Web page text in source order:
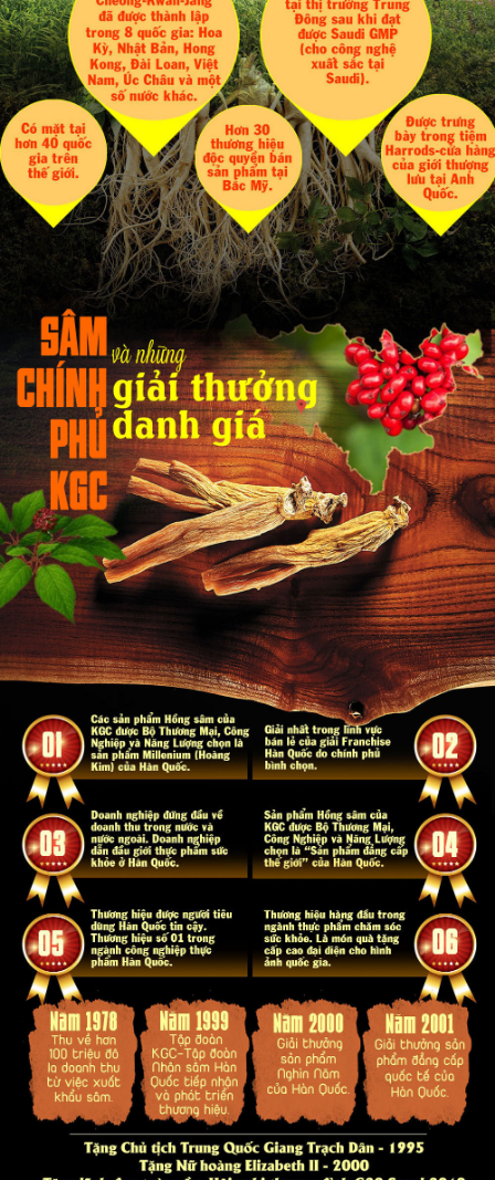
- Sản phẩm có giá trị lớn trong việc bồi bổ cơ thể, tạo máu, hỗ trợ
cải thiện tình trạng thiếu máu đặc biệt hỗ trợ tăng cường sinh lý,
hiệu quả rõ rệt với người hay mệt mỏi, yếu sinh lý.
- Sản phẩm không chỉ chất lượng mà quy cách thiết kế cũng rất
bắt mắt, hộp gỗ nâu sang trọng, quý phái.
- Lưu ý nhận diện sản phẩm chính hãng với tem chống hàng giả,
có chứng nhận tiêu chuẩn chất lượng của bộ Y tế. Khi mua có
hóa đơn VAT. Nhận diện biểu tượng Cheong - Kwan-Jang với
vòng tròn thái cực, hình ảnh 2 củ nhân sâm mỗi củ có 6 sao
tượng trưng cho sâm 6 năm tuổi. Nền đỏ tượng trưng cho niềm
đam mê nỗ lực của KGC để mang đến sản phẩm chất lượng cao
cấp, đứng đầu trong ngành nhân sâm thế giới.
Công Ty Sâm Chính Phủ Onplaza đơn vị phân phối
Hồng
Sâm Linh Đan Cao Cấp Chính Phủ KGC (Cheong Kwan Jang)
hộp 30 viên được nhập khẩu chính hãng.
CAM KẾT HOÀN TIỀN GẤP 10 LẦN NẾU SẢN PHẨM BÁN RA LÀ
HÀNG GIẢ, KÉM CHẤT LƯỢNG
Dưới đây là một số đặc điểm nhận biết sản phẩm
Hồng Sâm Linh
Đan Cao Cấp Chính Phủ KGC Hộp 30 Viên chính hãng, khách
hàng cần lưu ý khi mua sản phẩm: